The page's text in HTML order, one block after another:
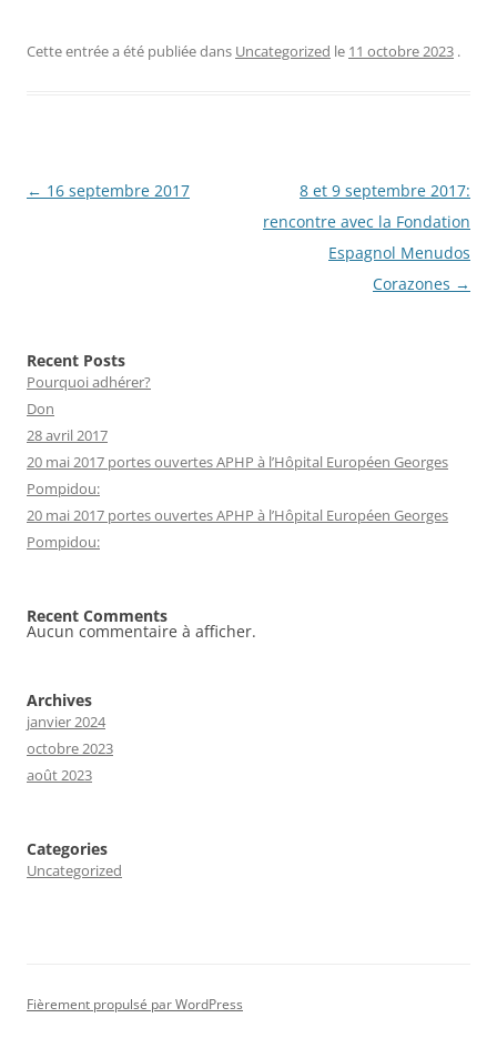
Cette entrée a été publiée dans Uncategorized le 11 octobre 2023 .
Navigation
← 16 septembre 2017
8 et 9 septembre 2017:
rencontre avec la Fondation
Espagnol Menudos
Corazones →
Recent Posts
Pourquoi adhérer?
Don
28 avril 2017
20 mai 2017 portes ouvertes APHP à l’Hôpital Européen Georges
Pompidou:
20 mai 2017 portes ouvertes APHP à l’Hôpital Européen Georges
Pompidou:
Recent Comments
Aucun commentaire à afficher.
Archives
janvier 2024
octobre 2023
août 2023
Categories
Uncategorized
Fièrement propulsé par WordPress